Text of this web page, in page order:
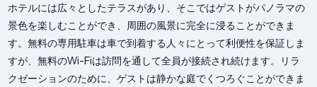
ホテルには広々としたテラスがあり、そこではゲストがパノラマの
景色を楽しむことができ、周囲の風景に完全に浸ることができま
す。無料の専用駐車は車で到着する人々にとって利便性を保証しま
すが、無料のWi-Fiは訪問を通して全員が接続され続けます。リラ
クゼーションのために、ゲストは静かな庭でくつろぐことができま